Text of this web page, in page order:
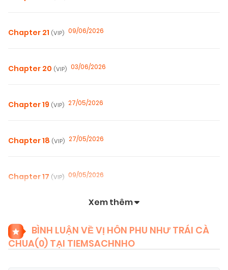
Chapter 21 (VIP) 09/06/2026
Chapter 20 (VIP) 03/06/2026
Chapter 19 (VIP) 27/05/2026
Chapter 18 (VIP) 27/05/2026
Chapter 17 (VIP) 09/05/2026
Chapter 15 (VIP) 25/04/2026
Xem thêm
BÌNH LUẬN VỀ VỊ HÔN PHU NHƯ TRÁI CÀ
CHUA(0) TẠI TIEMSACHNHO